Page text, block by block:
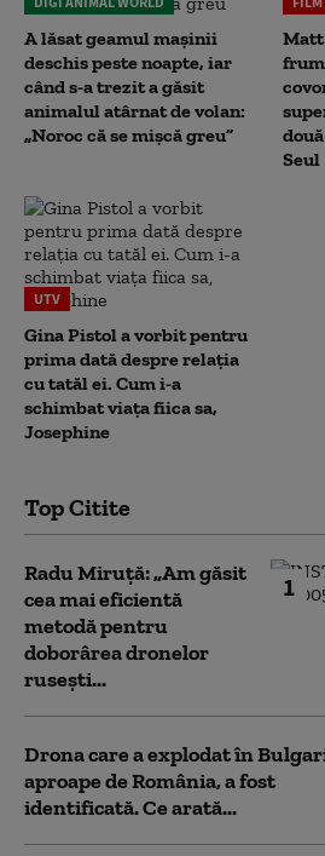
A lăsat geamul mașinii
deschis peste noapte, iar
când s-a trezit a găsit
animalul atârnat de volan:
„Noroc că se mișcă greu”
Matt
Seul
UTV
Gina Pistol a vorbit pentru
prima dată despre relația
cu tatăl ei. Cum i-a
schimbat viața fiica sa,
Josephine
Top Citite
1
Radu Miruță: „Am găsit
cea mai eficientă
metodă pentru
doborârea dronelor
rusești...
Drona care a explodat în
aproape de România, a fost
identificată. Ce arată...